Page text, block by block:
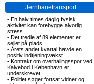
Jernbanetransport
- En halv times daglig fysisk
aktivitet kan forebygge alvorlig
stress
- Det tredie af 89 elementer er
sejlet på plads
- Årets andet kvartal havde en
positiv indtjeningvækst
- Kontrakt om overhalingsspor ved
Kalvebod i København er
underskrevet
- Politiet søger fortsat vidner og